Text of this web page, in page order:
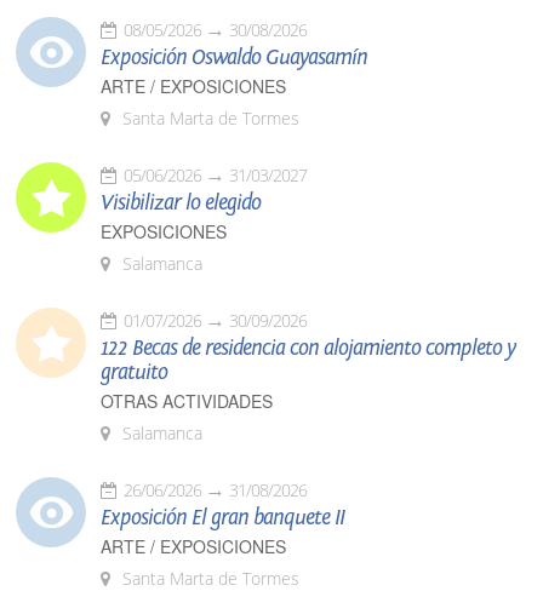
08/05/2026 30/08/2026
Exposición Oswaldo Guayasamín
ARTE / EXPOSICIONES
Santa Marta de Tormes
05/06/2026 31/03/2027
Visibilizar lo elegido
EXPOSICIONES
Salamanca
01/07/2026 30/09/2026
122 Becas de residencia con alojamiento completo y
gratuito
OTRAS ACTIVIDADES
Salamanca
26/06/2026 31/08/2026
Exposición El gran banquete II
ARTE / EXPOSICIONES
Santa Marta de Tormes